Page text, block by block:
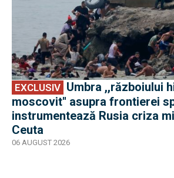
EXCLUSIV
moscovit'' asupra frontierei
instrumentează Rusia criza
Ceuta
06 AUGUST 2026